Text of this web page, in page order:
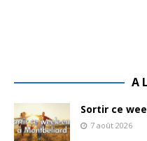
A
Sortir ce
7 août 2026